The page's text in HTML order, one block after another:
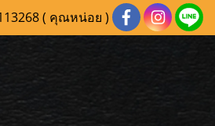
( คุณหน่อย )